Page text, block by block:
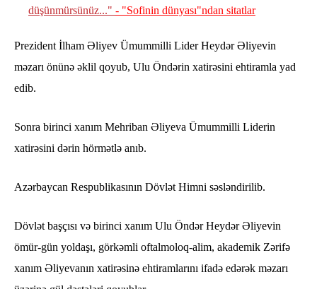
düşünmürsünüz..." - "Sofinin dünyası"ndan sitatlar
Prezident İlham Əliyev Ümummilli Lider Heydər Əliyevin
məzarı önünə əklil qoyub, Ulu Öndərin xatirəsini ehtiramla yad
edib.
Sonra birinci xanım Mehriban Əliyeva Ümummilli Liderin
xatirəsini dərin hörmətlə anıb.
Azərbaycan Respublikasının Dövlət Himni səsləndirilib.
Dövlət başçısı və birinci xanım Ulu Öndər Heydər Əliyevin
ömür-gün yoldaşı, görkəmli oftalmoloq-alim, akademik Zərifə
xanım Əliyevanın xatirəsinə ehtiramlarını ifadə edərək məzarı